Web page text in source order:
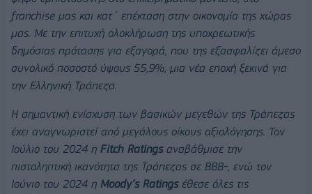
franchise μας και κατ΄ επέκταση στην οικονομία της χώρας
μας. Με την επιτυχή ολοκλήρωση της υποχρεωτικής
δημόσιας πρότασης για εξαγορά, που της εξασφαλίζει άμεσο
συνολικό ποσοστό ύψους 55,9%, μια νέα εποχή ξεκινά για
την Ελληνική Τράπεζα.
Η σημαντική ενίσχυση των βασικών μεγεθών της Τράπεζας
έχει αναγνωριστεί από μεγάλους οίκους αξιολόγησης. Τον
Ιούλιο του 2024 η Fitch Ratingsαναβάθμισε την
πιστοληπτική ικανότητα της Τράπεζας σε BBΒ-, ενώ τον
Ιούνιο του 2024 η Moody’s Ratingsέθεσε όλες τις